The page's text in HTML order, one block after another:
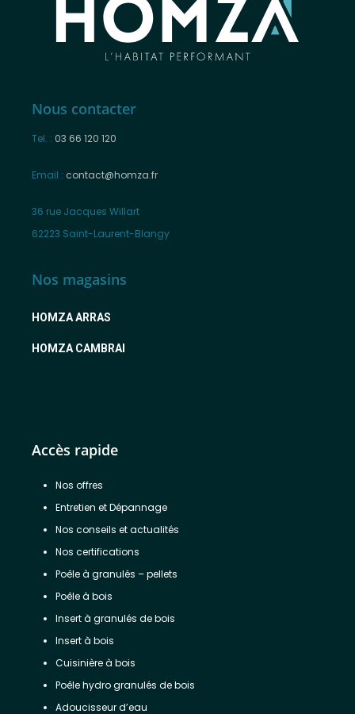
Nous contacter
Tel. : 03 66 120 120
Email : contact@homza.fr
36 rue Jacques Willart
62223 Saint-Laurent-Blangy
Nos magasins
HOMZA ARRAS
HOMZA CAMBRAI
Accès rapide
Nos offres
Entretien et Dépannage
Nos conseils et actualités
Nos certifications
Poêle à granulés – pellets
Poêle à bois
Insert à granulés de bois
Insert à bois
Cuisinière à bois
Poêle hydro granulés de bois
Adoucisseur d’eau